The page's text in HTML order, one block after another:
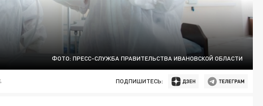
ФОТО: ПРЕСС-СЛУЖБА ПРАВИТЕЛЬСТВА ИВАНОВСКОЙ ОБЛАСТИ
ПОДПИШИТЕСЬ: